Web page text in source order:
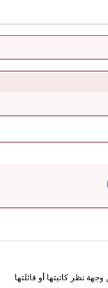
نظر كاتبتها أو قائلتها